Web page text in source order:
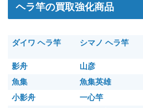
ヘラ竿の買取強化商品
ダイワ ヘラ竿 シマノ ヘラ竿
影舟
山彦
魚集
魚集英雄
小影舟
一心竿